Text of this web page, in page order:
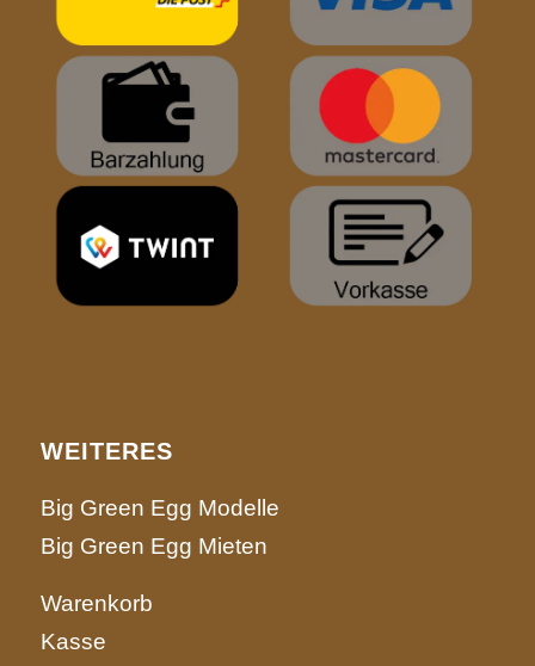
WEITERES
Big Green Egg Modelle
Big Green Egg Mieten
Warenkorb
Kasse